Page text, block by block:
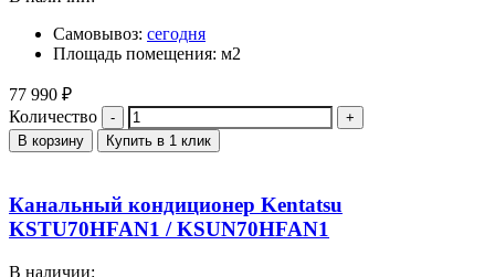
Самовывоз: сегодня
Площадь помещения: м2
77 990 ₽
Количество
В корзину Купить в 1 клик
Канальный кондиционер Kentatsu
KSTU70HFAN1 / KSUN70HFAN1
В наличии: